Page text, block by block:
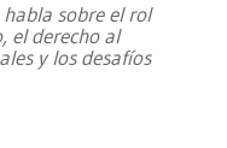
sobre el rol
el derecho al
y los desafíos